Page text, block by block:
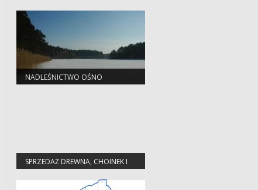
NADLEŚNICTWO OŚNO
SPRZEDAŻ DREWNA, CHOINEK I
SADZONEK